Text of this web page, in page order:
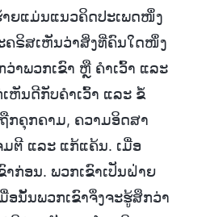
າຍແມ່ນແນວຄິດປະເພດໜຶ່ງ
ຄຣິສເຫັນວ່າສິ່ງທີ່ຄົນໃດໜຶ່ງ
າພວກເຂົາ ຫຼື ຄຳເວົ້າ ແລະ
ຫັນດີກັບຄຳເວົ້າ ແລະ ຂໍ້
ກຄຸກຄາມ, ຄວາມອິດສາ
ມຕີ ແລະ ແກ້ແຄ້ນ. ເມື່ອ
ກ່ອນ. ພວກເຂົາເປັນຝ່າຍ
ນັ້ນພວກເຂົາຈຶ່ງຈະຮູ້ສຶກວ່າ